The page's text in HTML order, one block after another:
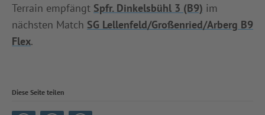
Terrain empfängt Spfr. Dinkelsbühl 3 (B9) im
nächsten Match SG Lellenfeld/Großenried/Arberg B9
Flex.
Diese Seite teilen